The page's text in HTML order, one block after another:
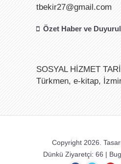
tbekir27@gmail.com
Özet Haber ve
SOSYAL HİZMET
Türkmen, e-kitap,
görmeye devam
Cumhurbaşkanımız
ERDOĞAN kazandı.
Copyright 2026.
Dünkü Ziyaretçi: 66 |